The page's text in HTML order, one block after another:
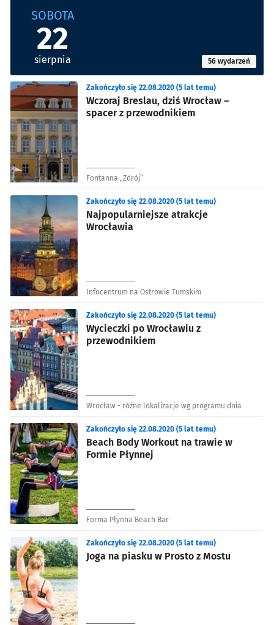
SOBOTA
22
sierpnia 56 wydarzeń
Wczoraj Breslau, dziś Wrocław –
spacer z przewodnikiem
Zakończyło się 22.08.2020 (5 lat temu)
Fontanna „Zdrój”
Najpopularniejsze atrakcje
Wrocławia
Zakończyło się 22.08.2020 (5 lat temu)
Infocentrum na Ostrowie Tumskim
Wycieczki po Wrocławiu z
przewodnikiem
Zakończyło się 22.08.2020 (5 lat temu)
Wrocław - różne lokalizacje wg programu dnia
Beach Body Workout na trawie w
Formie Płynnej
Zakończyło się 22.08.2020 (5 lat temu)
Forma Płynna Beach Bar
Joga na piasku w Prosto z Mostu
Zakończyło się 22.08.2020 (5 lat temu)